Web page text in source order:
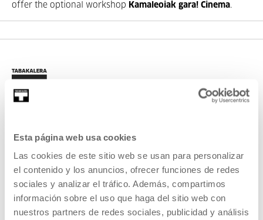
Esta página web usa cookies
Las cookies de este sitio web se usan para personalizar
el contenido y los anuncios, ofrecer funciones de redes
sociales y analizar el tráfico. Además, compartimos
información sobre el uso que haga del sitio web con
nuestros partners de redes sociales, publicidad y análisis
offer the optional workshop Kamaleoiak gara! Cinema.
UPCOMING EVENTS
VISIT US
CONTACT AND OPENING TIMES